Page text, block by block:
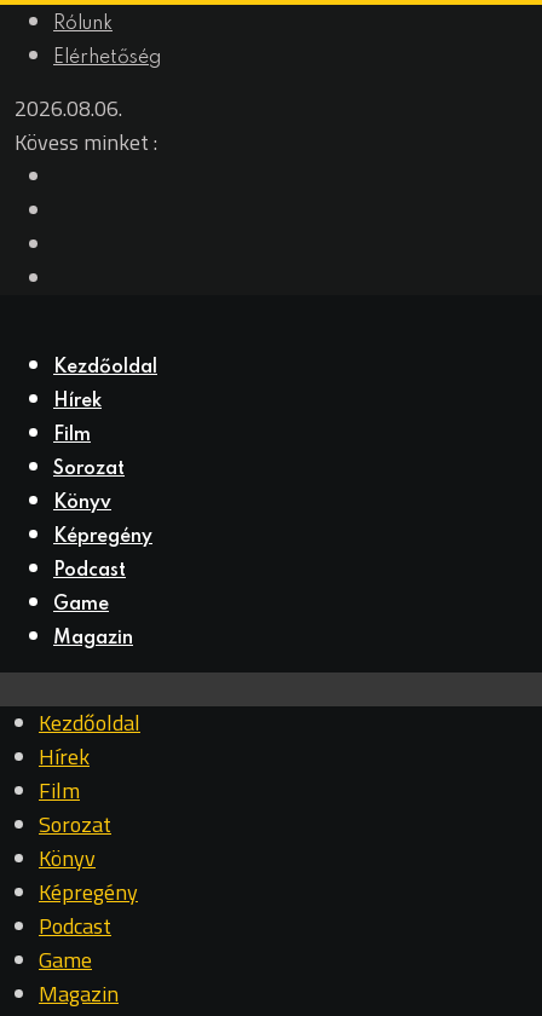
Rólunk
Elérhetőség
2026.08.06.
Kövess minket :
Kezdőoldal
Hírek
Film
Sorozat
Könyv
Képregény
Podcast
Game
Magazin
Kezdőoldal
Hírek
Film
Sorozat
Könyv
Képregény
Podcast
Game
Magazin